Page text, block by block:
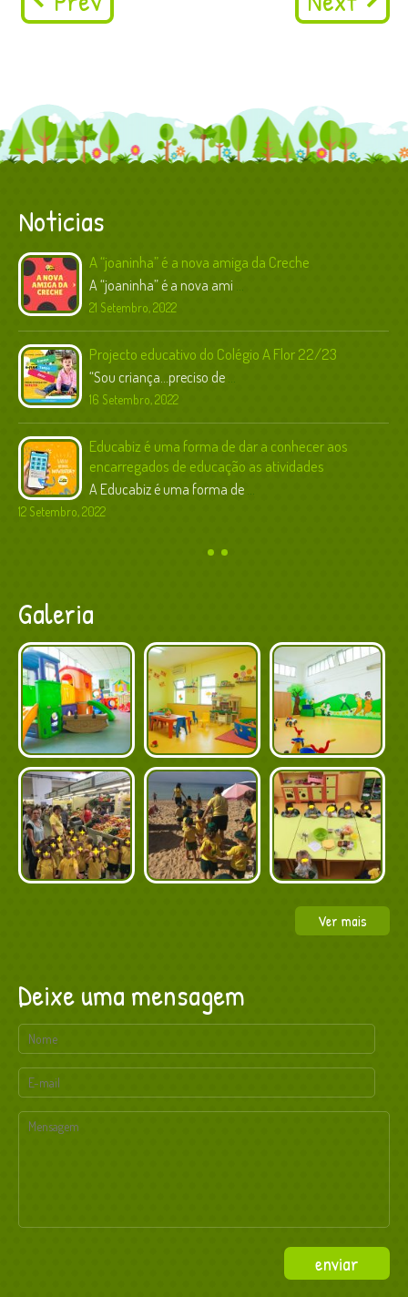
Noticias
A “joaninha” é a nova amiga da Creche
A “joaninha” é a nova ami
21 Setembro, 2022
Projecto educativo do Colégio A Flor 22/23
“Sou criança…preciso de
16 Setembro, 2022
Educabiz é uma forma de dar a conhecer aos
encarregados de educação as atividades
A Educabiz é uma forma de
12 Setembro, 2022
Galeria
Ver mais
Deixe uma mensagem